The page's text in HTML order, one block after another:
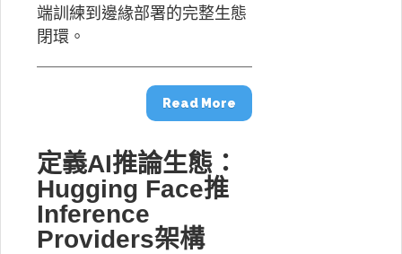
端訓練到邊緣部署的完整生態
閉環。
Read More
定義AI推論生態：
Hugging Face推
Inference
Providers架構